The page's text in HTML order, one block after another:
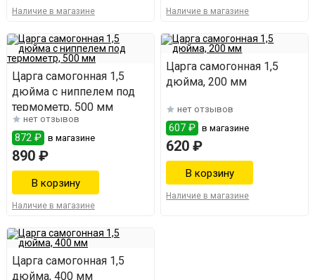
Наличие в магазине Наличие в магазине
Царга самогонная 1,5
дюйма с ниппелем под
термометр, 500 мм
нет отзывов
872 ₽ в магазине
890 ₽
Наличие в магазине
Царга самогонная 1,5
дюйма, 200 мм
нет отзывов
607 ₽ в магазине
620 ₽
Наличие в магазине
Царга самогонная 1,5
дюйма, 400 мм